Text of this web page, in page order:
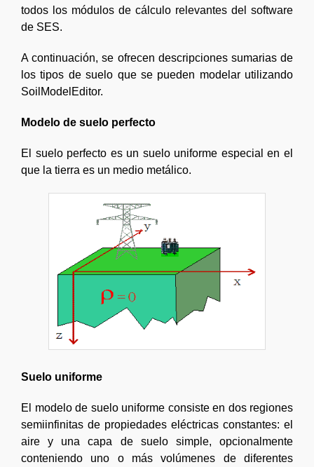
todos los módulos de cálculo relevantes del software
de SES.
A continuación, se ofrecen descripciones sumarias de
los tipos de suelo que se pueden modelar utilizando
SoilModelEditor.
Modelo de suelo perfecto
El suelo perfecto es un suelo uniforme especial en el
que la tierra es un medio metálico.
Suelo uniforme
El modelo de suelo uniforme consiste en dos regiones
semiinfinitas de propiedades eléctricas constantes: el
aire y una capa de suelo simple, opcionalmente
conteniendo uno o más volúmenes de diferentes